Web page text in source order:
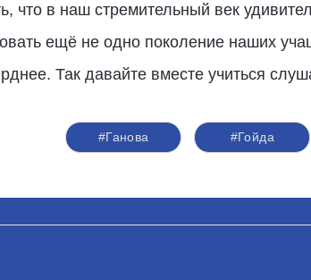
что в наш стремительный век
ещё не одно поколение наших
Так давайте вместе учиться
#Ганова #Гойда